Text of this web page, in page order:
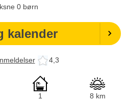
0 børn
kalender
4,3
1 8 km